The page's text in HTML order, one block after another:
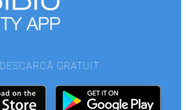
DESCARCĂ GRATUIT